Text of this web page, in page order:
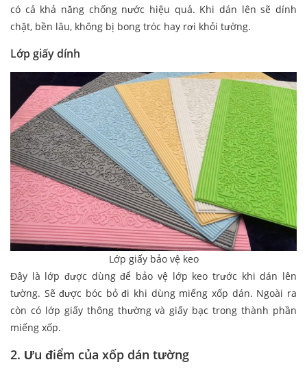
có cả khả năng chống nước hiệu quả. Khi dán lên sẽ dính
chặt, bền lâu, không bị bong tróc hay rơi khỏi tường.
Lớp giấy dính
Lớp giấy bảo vệ keo
Đây là lớp được dùng để bảo vệ lớp keo trước khi dán lên
tường. Sẽ được bóc bỏ đi khi dùng miếng xốp dán. Ngoài ra
còn có lớp giấy thông thường và giấy bạc trong thành phần
miếng xốp.
2. Ưu điểm của xốp dán tường